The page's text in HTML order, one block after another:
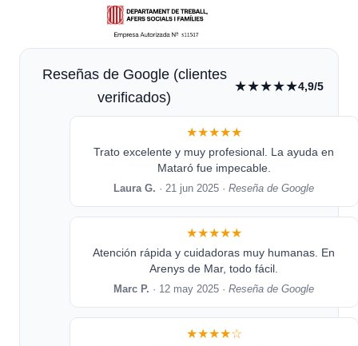
Reseñas de Google (clientes
verificados)
★★★★★4,9/5
★★★★★
Trato excelente y muy profesional. La ayuda en
Mataró fue impecable.
Laura G. · 21 jun 2025 ·Reseña de Google
★★★★★
Atención rápida y cuidadoras muy humanas. En
Arenys de Mar, todo fácil.
Marc P. · 12 may 2025 ·Reseña de Google
★★★★☆